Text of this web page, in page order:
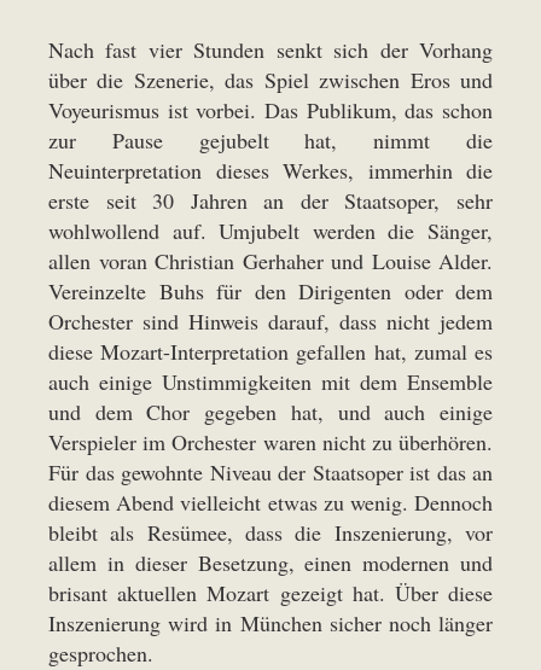
Nach fast vier Stunden senkt sich der Vorhang
über die Szenerie, das Spiel zwischen Eros und
Voyeurismus ist vorbei. Das Publikum, das schon
zur Pause gejubelt hat, nimmt die
Neuinterpretation dieses Werkes, immerhin die
erste seit 30 Jahren an der Staatsoper, sehr
wohlwollend auf. Umjubelt werden die Sänger,
allen voran Christian Gerhaher und Louise Alder.
Vereinzelte Buhs für den Dirigenten oder dem
Orchester sind Hinweis darauf, dass nicht jedem
diese Mozart-Interpretation gefallen hat, zumal es
auch einige Unstimmigkeiten mit dem Ensemble
und dem Chor gegeben hat, und auch einige
Verspieler im Orchester waren nicht zu überhören.
Für das gewohnte Niveau der Staatsoper ist das an
diesem Abend vielleicht etwas zu wenig. Dennoch
bleibt als Resümee, dass die Inszenierung, vor
allem in dieser Besetzung, einen modernen und
brisant aktuellen Mozart gezeigt hat. Über diese
Inszenierung wird in München sicher noch länger
gesprochen.